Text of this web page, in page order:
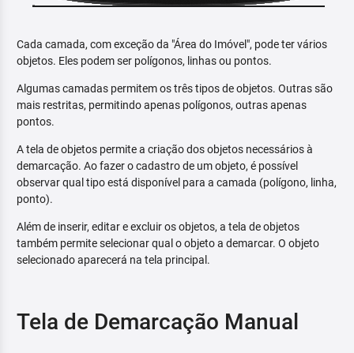
Cada camada, com exceção da "Área do Imóvel", pode ter vários
objetos. Eles podem ser polígonos, linhas ou pontos.
Algumas camadas permitem os três tipos de objetos. Outras são
mais restritas, permitindo apenas polígonos, outras apenas
pontos.
A tela de objetos permite a criação dos objetos necessários à
demarcação. Ao fazer o cadastro de um objeto, é possível
observar qual tipo está disponível para a camada (polígono, linha,
ponto).
Além de inserir, editar e excluir os objetos, a tela de objetos
também permite selecionar qual o objeto a demarcar. O objeto
selecionado aparecerá na tela principal.
Tela de Demarcação Manual